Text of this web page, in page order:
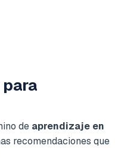
para
de aprendizaje en
recomendaciones que